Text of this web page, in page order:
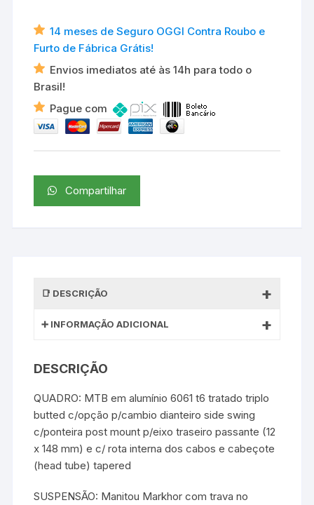
14 meses de Seguro OGGI Contra Roubo e
Furto de Fábrica Grátis!
Envios imediatos até às 14h para todo o
Brasil!
Pague com
Compartilhar
DESCRIÇÃO
INFORMAÇÃO ADICIONAL
DESCRIÇÃO
QUADRO: MTB em alumínio 6061 t6 tratado triplo
butted c/opção p/cambio dianteiro side swing
c/ponteira post mount p/eixo traseiro passante (12
x 148 mm) e c/ rota interna dos cabos e cabeçote
(head tube) tapered
SUSPENSÃO: Manitou Markhor com trava no